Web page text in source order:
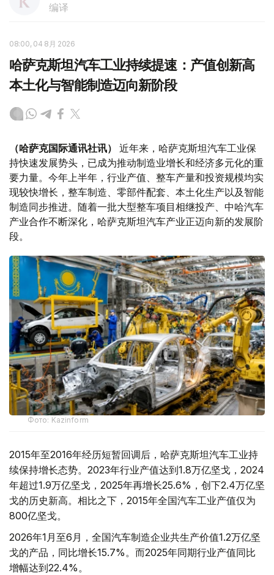
编译
08:00, 04 8月 2026
哈萨克斯坦汽车工业持续提速：产值创新高
本土化与智能制造迈向新阶段
（哈萨克国际通讯社讯）
近年来，哈萨克斯坦汽车工业保
持快速发展势头，已成为推动制造业增长和经济多元化的重
要力量。今年上半年，行业产值、整车产量和投资规模均实
现较快增长，整车制造、零部件配套、本土化生产以及智能
制造同步推进。随着一批大型整车项目相继投产、中哈汽车
产业合作不断深化，哈萨克斯坦汽车产业正迈向新的发展阶
段。
Фото: Kazinform
2015年至2016年经历短暂回调后，哈萨克斯坦汽车工业持
续保持增长态势。2023年行业产值达到1.8万亿坚戈，2024
年超过1.9万亿坚戈，2025年再增长25.6%，创下2.4万亿坚
戈的历史新高。相比之下，2015年全国汽车工业产值仅为
800亿坚戈。
2026年1月至6月，全国汽车制造企业共生产价值1.2万亿坚
戈的产品，同比增长15.7%。而2025年同期行业产值同比
增幅达到22.4%。